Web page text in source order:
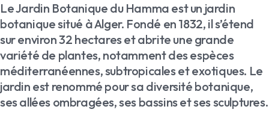
Le Jardin Botanique du Hamma est un jardin
botanique situé à Alger. Fondé en 1832, il s’étend
sur environ 32 hectares et abrite une grande
variété de plantes, notamment des espèces
méditerranéennes, subtropicales et exotiques. Le
jardin est renommé pour sa diversité botanique,
ses allées ombragées, ses bassins et ses sculptures.